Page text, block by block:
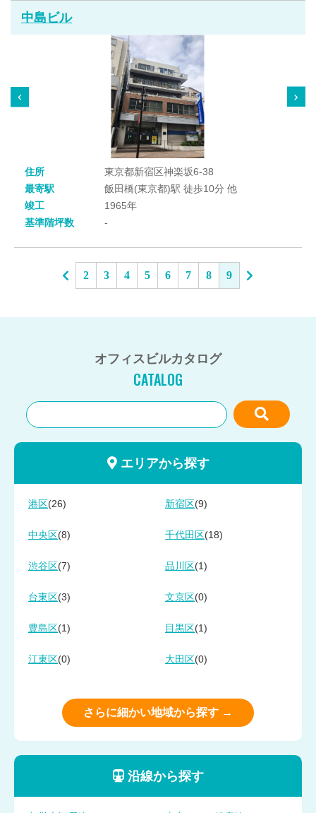
中島ビル
住所
東京都新宿区神楽坂6-38
最寄駅
飯田橋(東京都)駅 徒歩10分 他
竣工
1965年
基準階坪数
-
2 3 4 5 6 7 8 9
オフィスビルカタログ
CATALOG
エリアから探す
港区 (26) 新宿区 (9)
中央区 (8) 千代田区 (18)
渋谷区 (7) 品川区 (1)
台東区 (3) 文京区 (0)
豊島区 (1) 目黒区 (1)
江東区 (0) 大田区 (0)
さらに細かい地域から探す →
沿線から探す